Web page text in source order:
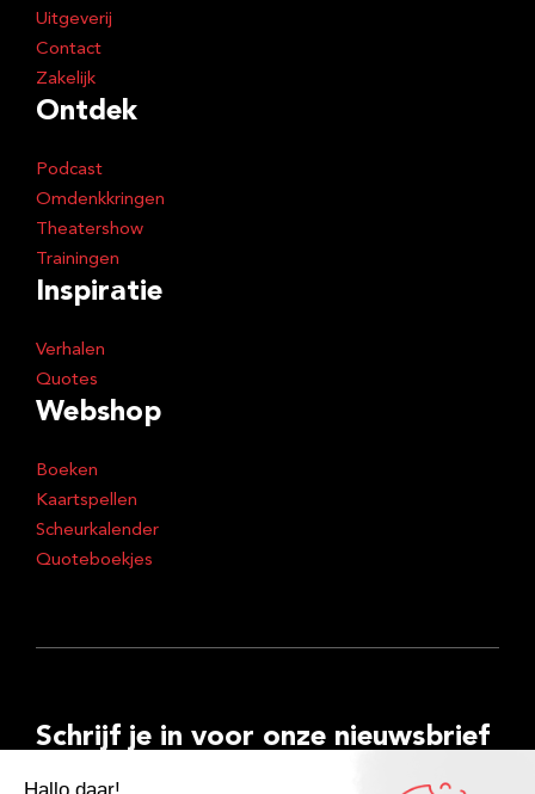
Uitgeverij
Contact
Zakelijk
Ontdek
Podcast
Omdenkkringen
Theatershow
Trainingen
Inspiratie
Verhalen
Quotes
Webshop
Boeken
Kaartspellen
Scheurkalender
Quoteboekjes
Schrijf je in voor onze nieuwsbrief